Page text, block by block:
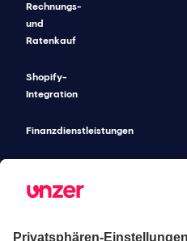
Rechnungs-
und
Ratenkauf
Shopify-
Integration
Finanzdienstleistungen
Lösungen
Commerce